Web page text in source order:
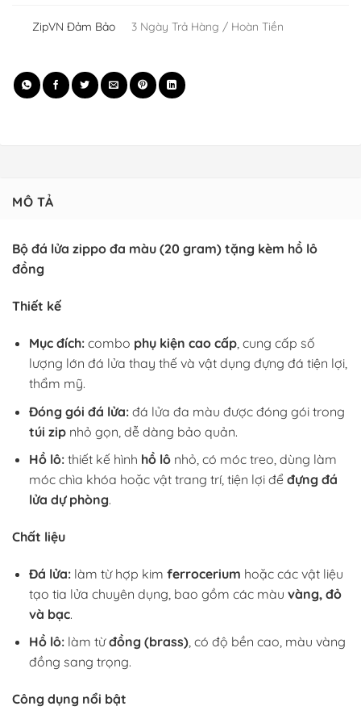
ZipVN Đảm Bảo 3 Ngày Trả Hàng / Hoàn Tiền
MÔ TẢ
Bộ đá lửa zippo đa màu (20 gram) tặng kèm hồ lô
đồng
Thiết kế
Mục đích:combo phụ kiện cao cấp, cung cấp số
lượng lớn đá lửa thay thế và vật dụng đựng đá tiện lợi,
thẩm mỹ.
Đóng gói đá lửa:đá lửa đa màu được đóng gói trong
túi zipnhỏ gọn, dễ dàng bảo quản.
Hồ lô:thiết kế hình hồ lônhỏ, có móc treo, dùng làm
móc chìa khóa hoặc vật trang trí, tiện lợi để đựng đá
lửa dự phòng.
Chất liệu
Đá lửa:làm từ hợp kim ferrocerium hoặc các vật liệu
tạo tia lửa chuyên dụng, bao gồm các màu vàng, đỏ
và bạc.
Hồ lô:làm từđồng (brass), có độ bền cao, màu vàng
đồng sang trọng.
Công dụng nổi bật